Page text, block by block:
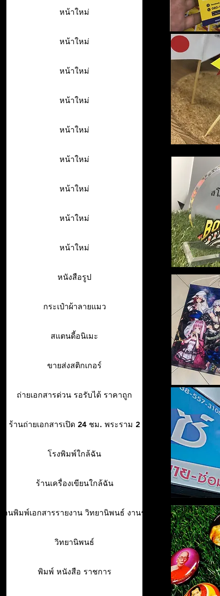
หน้าใหม่
หน้าใหม่
หน้าใหม่
หน้าใหม่
หน้าใหม่
หน้าใหม่
หน้าใหม่
หน้าใหม่
หน้าใหม่
หนังสือรูป
กระเป๋าผ้าลายแมว
สแตนดี้อนิเมะ
ขายส่งสติกเกอร์
ถ่ายเอกสารด่วน รอรับได้ ราคาถูก
ร้านถ่ายเอกสารเปิด 24 ชม. พระราม 2
โรงพิมพ์ใกล้ฉัน
ร้านเครื่องเขียนใกล้ฉัน
านพิมพ์เอกสารรายงาน วิทยานิพนธ์ งานรา
วิทยานิพนธ์
พิมพ์ หนังสือ ราชการ